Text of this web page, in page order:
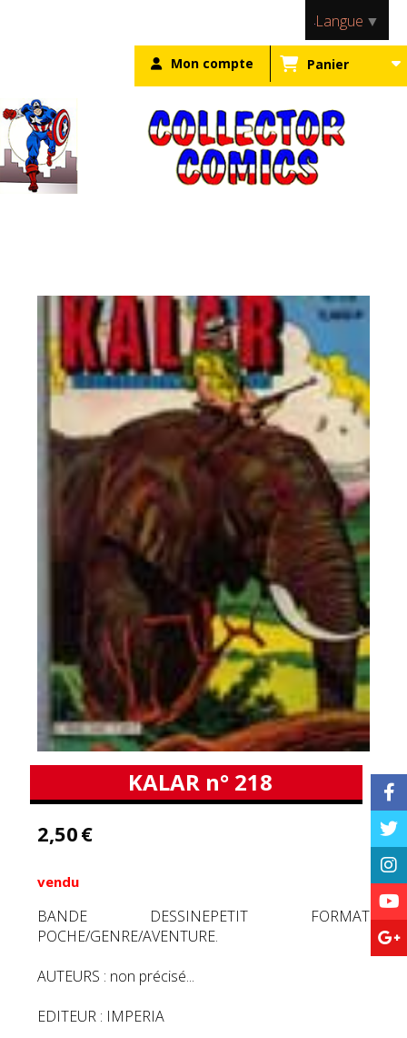
Mon compte Panier
KALAR n° 218
2,50€
vendu
BANDE DESSINEPETIT FORMAT
POCHE/GENRE/AVENTURE.
AUTEURS : non précisé...
EDITEUR : IMPERIA
Langue ▼